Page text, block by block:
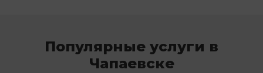
Популярные услуги в
Чапаевске